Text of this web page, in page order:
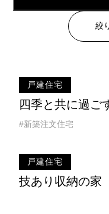
絞
戸建住宅
四季と共に過ご
#新築注文住宅
戸建住宅
技あり収納の家